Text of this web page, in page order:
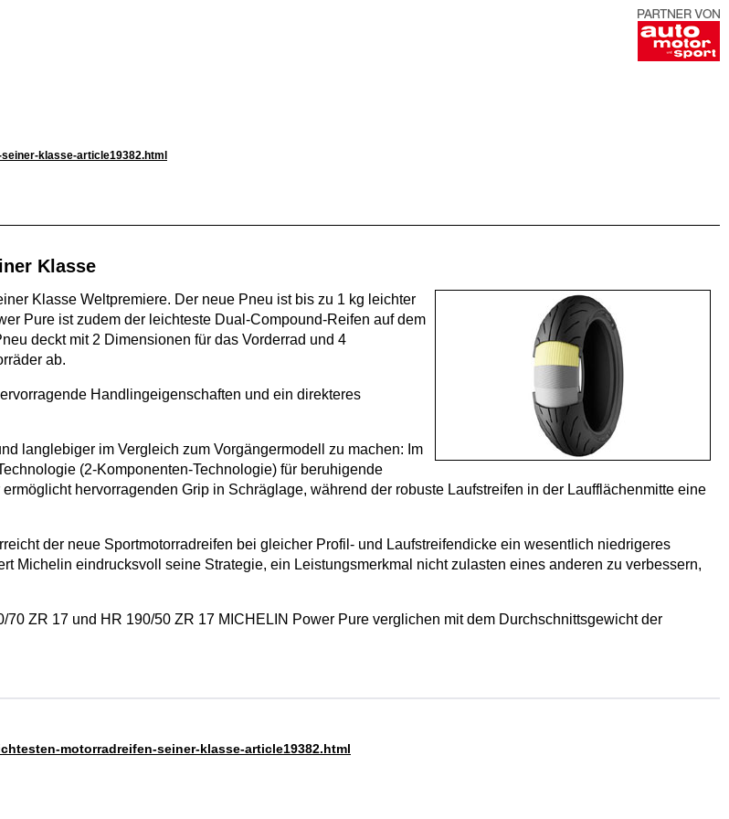
klasse-article19382.html
Klasse
Klasse Weltpremiere. Der neue Pneu ist bis zu 1 kg leichter
Pure ist zudem der leichteste Dual-Compound-Reifen auf dem
deckt mit 2 Dimensionen für das Vorderrad und 4
ab.
Handlingeigenschaften und ein direkteres
langlebiger im Vergleich zum Vorgängermodell zu machen: Im
(2-Komponenten-Technologie) für beruhigende
hervorragenden Grip in Schräglage, während der robuste Laufstreifen in der Laufflächenmitte eine
der neue Sportmotorradreifen bei gleicher Profil- und Laufstreifendicke ein wesentlich niedrigeres
Michelin eindrucksvoll seine Strategie, ein Leistungsmerkmal nicht zulasten eines anderen zu verbessern,
ZR 17 und HR 190/50 ZR 17 MICHELIN Power Pure verglichen mit dem Durchschnittsgewicht der
motorradreifen-seiner-klasse-article19382.html